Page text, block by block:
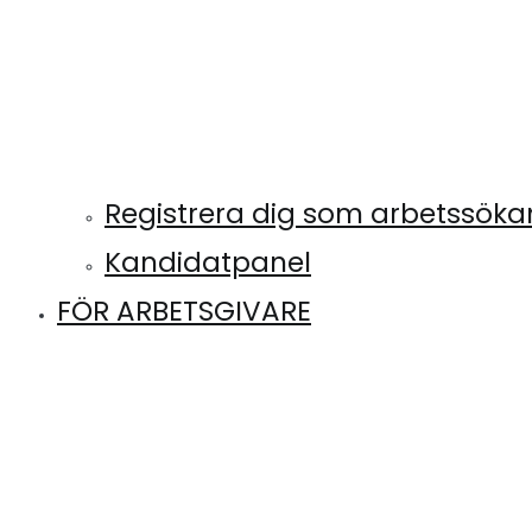
Registrera dig som
Kandidatpanel
FÖR ARBETSGIVARE